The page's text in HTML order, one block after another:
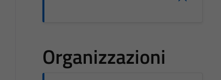
Organizzazioni